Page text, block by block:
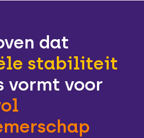
dat
stabiliteit
vormt voor